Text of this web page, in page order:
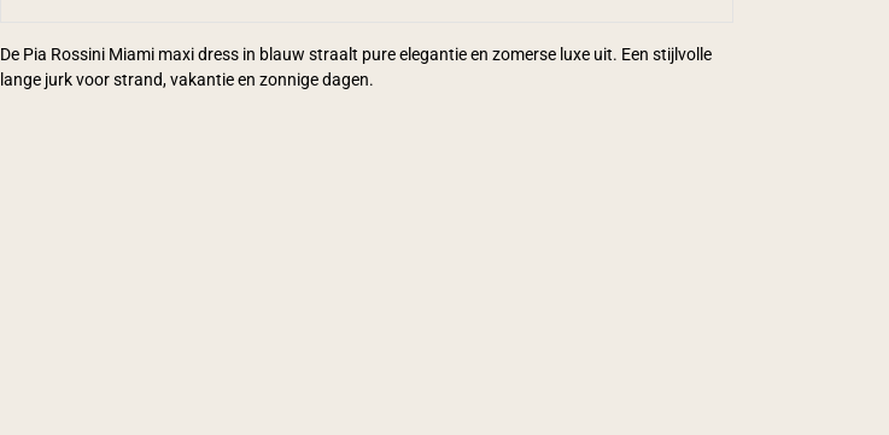
De Pia Rossini Miami maxi dress in blauw straalt pure elegantie en zomerse luxe uit. Een stijlvolle
lange jurk voor strand, vakantie en zonnige dagen.